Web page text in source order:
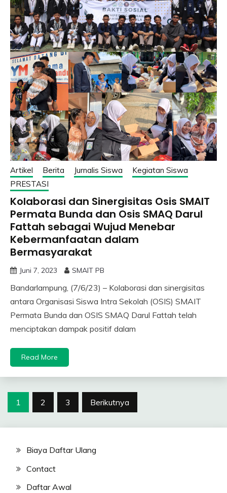
Artikel Berita Jurnalis Siswa
Kegiatan Siswa
PRESTASI
Kolaborasi dan Sinergisitas Osis SMAIT
Permata Bunda dan Osis SMAQ Darul
Fattah sebagai Wujud Menebar
Kebermanfaatan dalam
Bermasyarakat
Juni 7, 2023 SMAIT PB
Bandarlampung, (7/6/23) – Kolaborasi dan sinergisitas
antara Organisasi Siswa Intra Sekolah (OSIS) SMAIT
Permata Bunda dan OSIS SMAQ Darul Fattah telah
menciptakan dampak positif dalam
Read More
Navigasi
1 2 3 Berikutnya
Biaya Daftar Ulang
Contact
Daftar Awal